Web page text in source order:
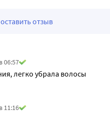
отзыв
06:57
легко убрала волосы
11:16